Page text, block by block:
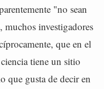
"no sean
investigadores
que en el
tiene un sitio
que gusta de decir en